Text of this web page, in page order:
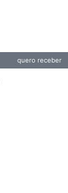
quero receber